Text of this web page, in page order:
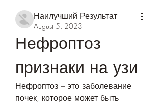
Наилучший Результат
August 5, 2023
Нефроптоз
признаки на узи
Нефроптоз – это заболевание
почек, которое может быть